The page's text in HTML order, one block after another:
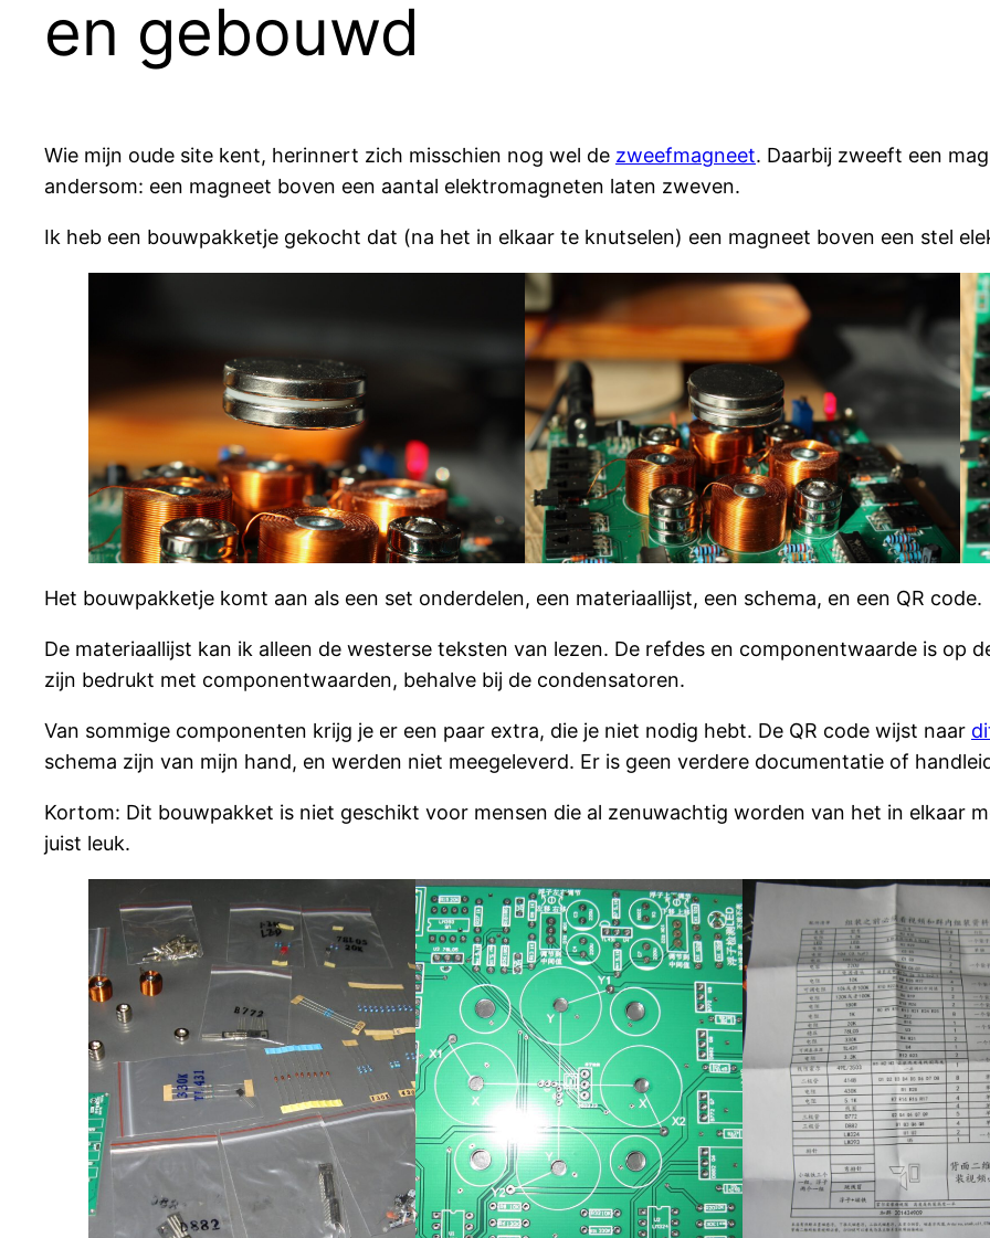
en gebouwd
Wie mijn oude site kent, herinnert zich misschien nog wel de zweefmagneet. Daarbij zweeft een
andersom: een magneet boven een aantal elektromagneten laten zweven.
Ik heb een bouwpakketje gekocht dat (na het in elkaar te knutselen) een magneet boven een stel
Het bouwpakketje komt aan als een set onderdelen, een materiaallijst, een schema, en een QR code.
De materiaallijst kan ik alleen de westerse teksten van lezen. De refdes en componentwaarde is op
zijn bedrukt met componentwaarden, behalve bij de condensatoren.
Van sommige componenten krijg je er een paar extra, die je niet nodig hebt. De QR code wijst naar
schema zijn van mijn hand, en werden niet meegeleverd. Er is geen verdere documentatie of
Kortom: Dit bouwpakket is niet geschikt voor mensen die al zenuwachtig worden van het in elkaar
juist leuk.